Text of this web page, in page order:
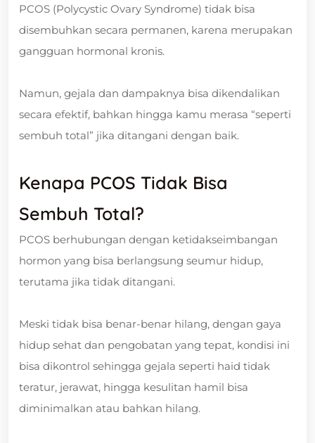
PCOS (Polycystic Ovary Syndrome) tidak bisa
disembuhkan secara permanen, karena merupakan
gangguan hormonal kronis.
Namun, gejala dan dampaknya bisa dikendalikan
secara efektif, bahkan hingga kamu merasa “seperti
sembuh total” jika ditangani dengan baik.
Kenapa PCOS Tidak Bisa
Sembuh Total?
PCOS berhubungan dengan ketidakseimbangan
hormon yang bisa berlangsung seumur hidup,
terutama jika tidak ditangani.
Meski tidak bisa benar-benar hilang, dengan gaya
hidup sehat dan pengobatan yang tepat, kondisi ini
bisa dikontrol sehingga gejala seperti haid tidak
teratur, jerawat, hingga kesulitan hamil bisa
diminimalkan atau bahkan hilang.